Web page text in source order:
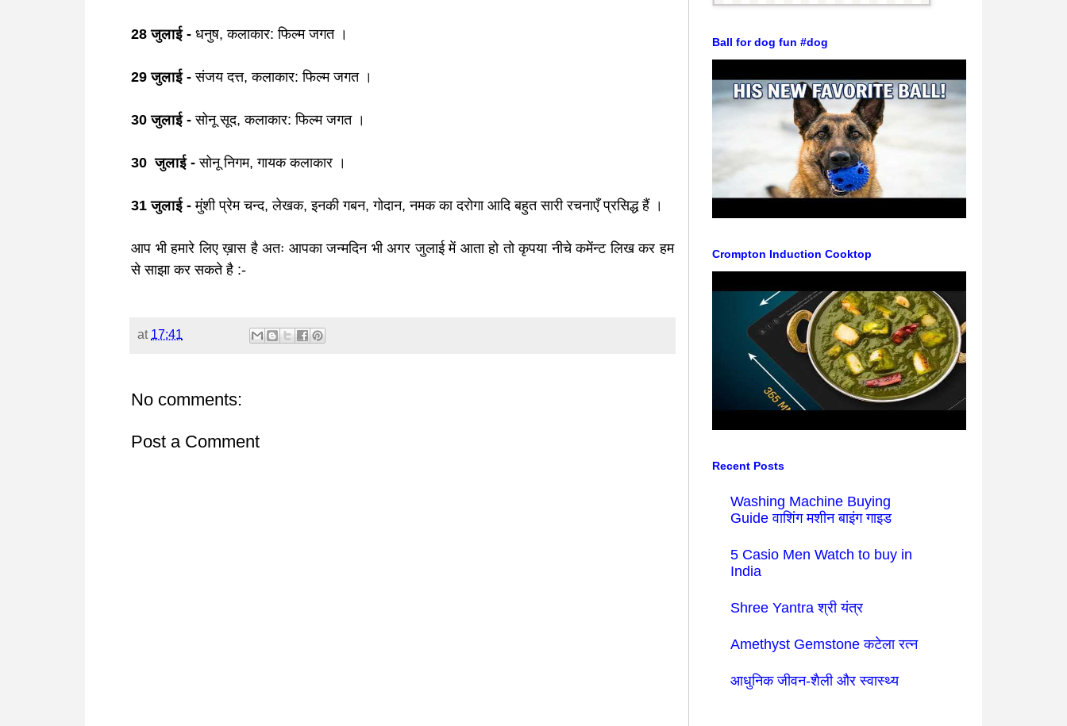
28 जुलाई - धनुष, कलाकार: फिल्म जगत ।
29 जुलाई -संजय दत्त, कलाकार: फिल्म जगत ।
30 जुलाई -सोनू सूद, कलाकार: फिल्म जगत ।
30 जुलाई -सोनू निगम, गायक कलाकार ।
31 जुलाई -मुंशी प्रेम चन्द, लेखक, इनकी गबन, गोदान,नमक का दरोगा आदि बहुत सारी रचनाएँ प्रसिद्ध हैं ।
आप भी हमारे लिए ख़ास है अतः आपका जन्मदिन भी अगर जुलाई में आता हो तो कृपया नीचे कमेंन्ट लिख कर हम
से साझा कर सकते है :-
at 17:41
No comments:
Post a Comment
Ball for dog fun #dog
Crompton Induction Cooktop
Recent Posts
Washing Machine Buying
Guide वाशिंग मशीन बाइंग गाइड
5 Casio Men Watch to buy in
India
Shree Yantra श्री यंत्र
Amethyst Gemstone कटेला रत्न
आधुनिक जीवन-शैली और स्वास्थ्य